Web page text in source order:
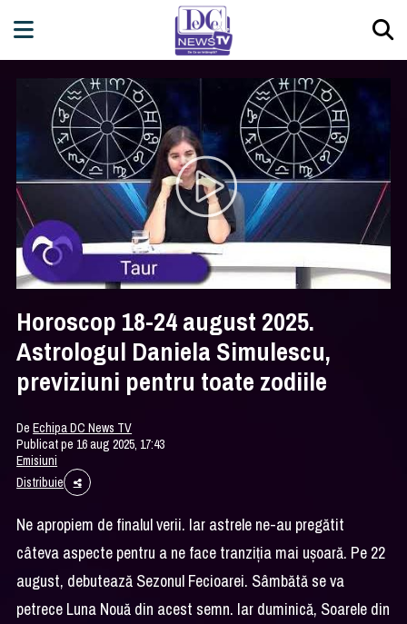
Horoscop 18-24 august 2025.
Astrologul Daniela Simulescu,
previziuni pentru toate zodiile
DeEchipa DC News TV
Publicat pe 16 aug 2025, 17:43
Emisiuni
Distribuie
Ne apropiem de finalul verii. Iar astrele ne-au pregătit
câteva aspecte pentru a ne face tranziția mai ușoară. Pe 22
august, debutează Sezonul Fecioarei. Sâmbătă se va
petrece Luna Nouă din acest semn. Iar duminică, Soarele din